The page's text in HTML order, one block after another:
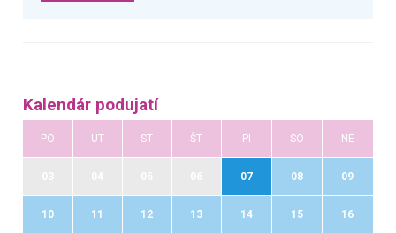
Kalendár podujatí
PO UT ST ŠT PI SO NE
07 08 09
10 11 12 13 14 15 16